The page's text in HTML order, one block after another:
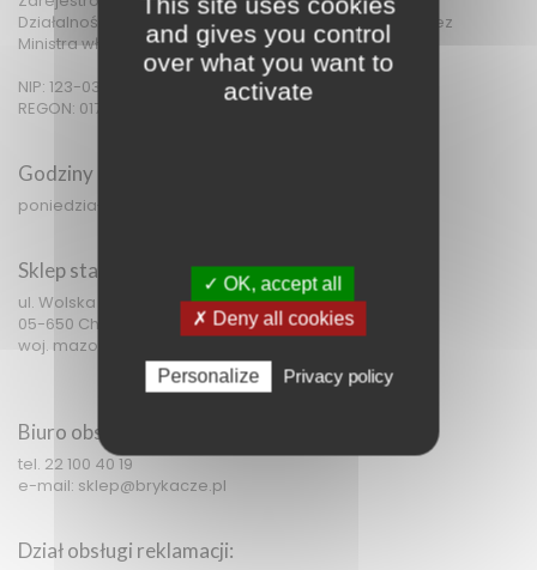
Działalności Gospodarczej (CEIDG), prowadzonej przez
Ministra właściwego do spraw gospodarki.
NIP: 123-036-22-56
REGON: 017323721
Godziny pracy:
poniedziałek - piątek: 08:00 - 16:00.
Sklep stacjonarny:
ul. Wolska 34,
05-650 Chynów
woj. mazowieckie
Biuro obsługi klienta:
tel. 22 100 40 19
e-mail: sklep@brykacze.pl
Dział obsługi reklamacji:
and gives you control
over what you want to
activate
✓ OK, accept all
✗ Deny all cookies
Personalize Privacy policy